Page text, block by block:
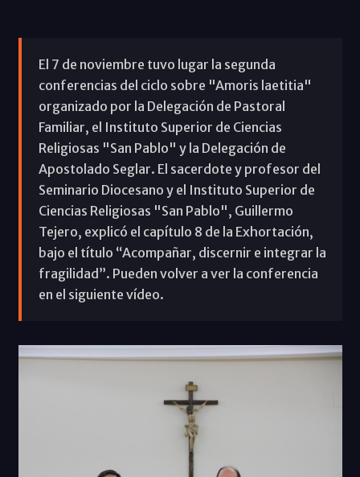
El 7 de noviembre tuvo lugar la segunda
conferencias del ciclo sobre "Amoris laetitia"
organizado por la Delegación de Pastoral
Familiar, el Instituto Superior de Ciencias
Religiosas "San Pablo" y la Delegación de
Apostolado Seglar. El sacerdote y profesor del
Seminario Diocesano y el Instituto Superior de
Ciencias Religiosas "San Pablo", Guillermo
Tejero, explicó el capítulo 8 de la Exhortación,
bajo el título “Acompañar, discernir e integrar la
fragilidad”. Pueden volver a ver la conferencia
en el siguiente vídeo.